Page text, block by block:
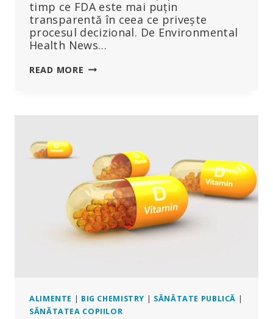
timp ce FDA este mai puțin
transparentă în ceea ce privește
procesul decizional. De Environmental
Health News…
READ MORE CÂND
SUBSTANȚE
CHIMICE
DIN
ALIMENTE,
FDA
ARE
UN
AGENȚIILE
DE
ALIMENTE | BIG CHEMISTRY | SĂNĂTATE PUBLICĂ |
SĂNĂTATEA COPIILOR